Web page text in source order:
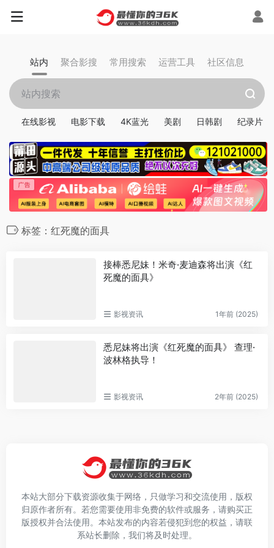
站内 聚合影搜 常用搜索 运营工具 社区信息
在线影视 电影下载 4K蓝光 美剧 日韩剧 纪录片
标签：红死魔的面具
接棒悉尼妹！米奇·麦迪森将出演《红
死魔的面具》
影视资讯 1年前 (2025)
悉尼妹将出演《红死魔的面具》 查理·
波林格执导！
影视资讯 2年前 (2025)
本站大部分下载资源收集于网络，只做学习和交流使用，版权
归原作者所有。若您需要使用非免费的软件或服务，请购买正
版授权并合法使用。本站发布的内容若侵犯到您的权益，请联
系站长删除，我们将及时处理。